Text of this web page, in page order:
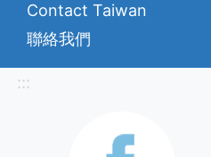
Contact Taiwan
聯絡我們
:::